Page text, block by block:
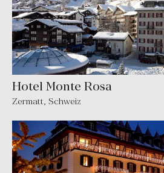
Hotel Monte Rosa
Zermatt, Schweiz